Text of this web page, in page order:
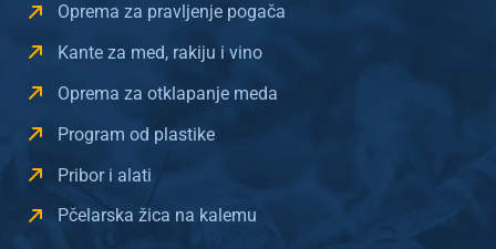
Oprema za pravljenje pogača
Kante za med, rakiju i vino
Oprema za otklapanje meda
Program od plastike
Pribor i alati
Pčelarska žica na kalemu